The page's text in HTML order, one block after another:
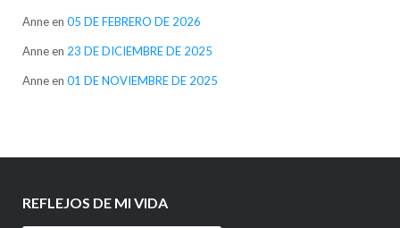
Anneen 05 DE FEBRERO DE 2026
Anneen 23 DE DICIEMBRE DE 2025
Anneen 01 DE NOVIEMBRE DE 2025
REFLEJOS DE MI VIDA